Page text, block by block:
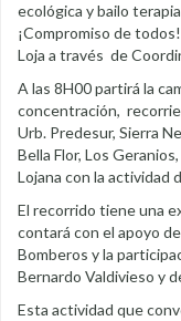
ecológica y bailo
¡Compromiso de
Loja a través de
A las 8H00 partirá la
concentración,
Urb. Predesur, Sierra
Bella Flor, Los
Lojana con la actividad
El recorrido tiene una
contará con el apoyo
Bomberos y la
Bernardo Valdivieso y
Esta actividad que